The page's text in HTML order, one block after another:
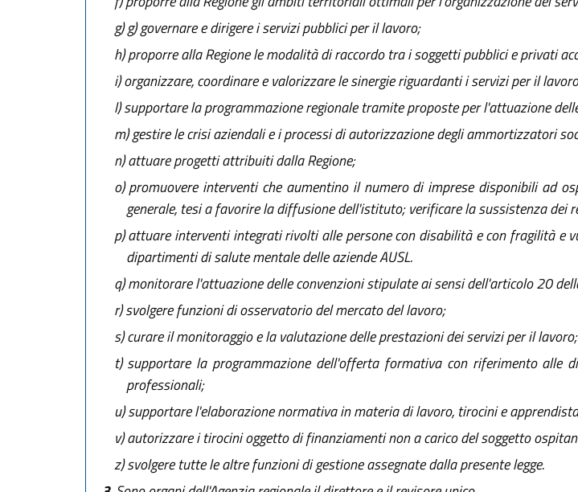
g)g) governare e dirigere i servizi pubblici per il lavoro;
h)proporre alla Regione le modalità di raccordo tra i soggetti pubblici e privati
i)organizzare, coordinare e valorizzare le sinergie riguardanti i servizi per il
l)supportare la programmazione regionale tramite proposte per l'attuazione
m)gestire le crisi aziendali e i processi di autorizzazione degli ammortizzatori
n)attuare progetti attribuiti dalla Regione;
o)promuovere interventi che aumentino il numero di imprese disponibili ad
generale, tesi a favorire la diffusione dell'istituto; verificare la sussistenza dei
p)attuare interventi integrati rivolti alle persone con disabilità e con fragilità e
dipartimenti di salute mentale delle aziende AUSL.
q)monitorare l'attuazione delle convenzioni stipulate ai sensi dell'articolo 20
r)svolgere funzioni di osservatorio del mercato del lavoro;
s)curare il monitoraggio e la valutazione delle prestazioni dei servizi per il lavoro;
t)supportare la programmazione dell'offerta formativa con riferimento alle
professionali;
u)supportare l'elaborazione normativa in materia di lavoro, tirocini e
v)autorizzare i tirocini oggetto di finanziamenti non a carico del soggetto
z)svolgere tutte le altre funzioni di gestione assegnate dalla presente legge.